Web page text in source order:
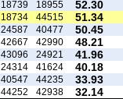
52.30
18955
18739
51.34
44515
18734
50.45
40477
24587
48.21
42990
42667
41.96
24921
43096
40.18
41624
24314
33.93
44235
40547
32.14
42938
44252